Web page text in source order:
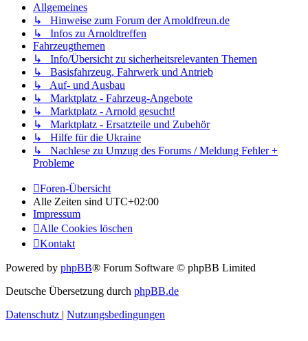
Allgemeines
↳ Hinweise zum Forum der Arnoldfreun.de
↳ Infos zu Arnoldtreffen
Fahrzeugthemen
↳ Info/Übersicht zu sicherheitsrelevanten Themen
↳ Basisfahrzeug, Fahrwerk und Antrieb
↳ Auf- und Ausbau
↳ Marktplatz - Fahrzeug-Angebote
↳ Marktplatz - Arnold gesucht!
↳ Marktplatz - Ersatzteile und Zubehör
↳ Hilfe für die Ukraine
↳ Nachlese zu Umzug des Forums / Meldung Fehler +
Probleme
Foren-Übersicht
Alle Zeiten sind UTC+02:00
Impressum
Alle Cookies löschen
Kontakt
Powered by phpBB® Forum Software © phpBB Limited
Deutsche Übersetzung durch phpBB.de
Datenschutz | Nutzungsbedingungen